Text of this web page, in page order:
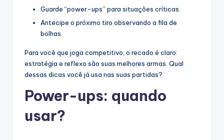
Guarde “power-ups” para situações críticas.
Antecipe o próximo tiro observando a fila de
bolhas.
Para você que joga competitivo, o recado é claro:
estratégia e reflexo são suas melhores armas. Qual
dessas dicas você já usa nas suas partidas?
Power-ups: quando
usar?